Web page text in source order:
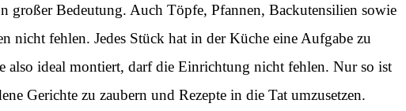
großer Bedeutung. Auch Töpfe, Pfannen, Backutensilien sowie
nicht fehlen. Jedes Stück hat in der Küche eine Aufgabe zu
also ideal montiert, darf die Einrichtung nicht fehlen. Nur so ist
Gerichte zu zaubern und Rezepte in die Tat umzusetzen.